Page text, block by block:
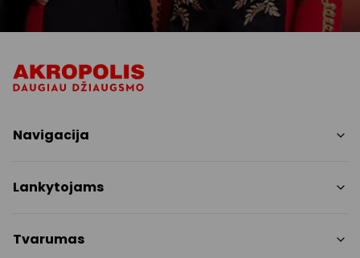
Navigacija
Paslaugos
Pramogos
Lankytojams
Nemokami patogumai
Tvarumas